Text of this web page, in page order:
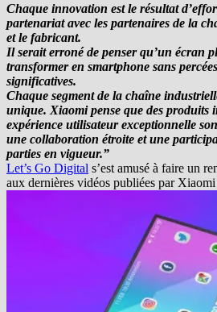
Chaque innovation est le résultat
partenariat avec les partenaires de la
et le fabricant.
Il serait erroné de penser qu’un écran
transformer en smartphone sans
significatives.
Chaque segment de la chaîne
unique. Xiaomi pense que des produits
expérience utilisateur exceptionnelle
une collaboration étroite et une
parties en vigueur.”
Let’s Go Digital s’est amusé à faire un
aux dernières vidéos publiées par Xiaomi